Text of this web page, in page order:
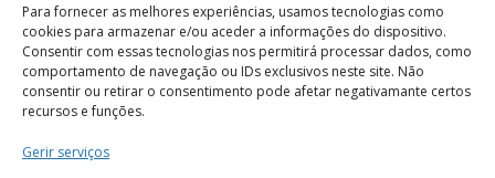
Para fornecer as melhores experiências, usamos tecnologias como
cookies para armazenar e/ou aceder a informações do dispositivo.
Consentir com essas tecnologias nos permitirá processar dados, como
comportamento de navegação ou IDs exclusivos neste site. Não
consentir ou retirar o consentimento pode afetar negativamante certos
recursos e funções.
Gerir serviços
Termos e Condições